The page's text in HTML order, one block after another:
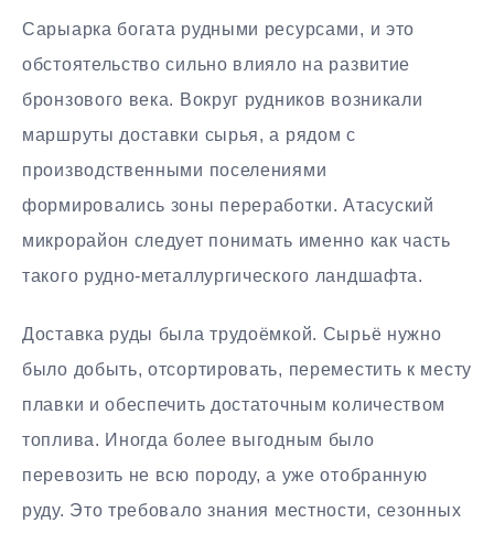
Сарыарка богата рудными ресурсами, и это
обстоятельство сильно влияло на развитие
бронзового века. Вокруг рудников возникали
маршруты доставки сырья, а рядом с
производственными поселениями
формировались зоны переработки. Атасуский
микрорайон следует понимать именно как часть
такого рудно-металлургического ландшафта.
Доставка руды была трудоёмкой. Сырьё нужно
было добыть, отсортировать, переместить к месту
плавки и обеспечить достаточным количеством
топлива. Иногда более выгодным было
перевозить не всю породу, а уже отобранную
руду. Это требовало знания местности, сезонных